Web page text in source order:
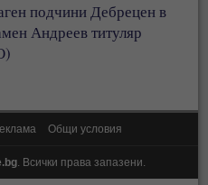
подчини Дебрецен в
Андреев титуляр
Общи условия
. Всички права запазени.